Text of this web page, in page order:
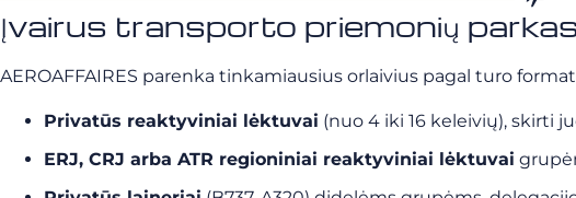
Įvairus transporto priemonių
AEROAFFAIRES parenka tinkamiausius orlaivius pagal turo
Privatūs reaktyviniai lėktuvai (nuo 4 iki 16 keleivių), skirti
ERJ, CRJ arba ATR regioniniai reaktyviniai lėktuvai